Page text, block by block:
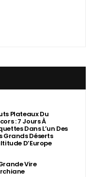
Plateaux Du
: 7 Jours À
Dans L’un Des
Grands Déserts
D’Europe
Vire